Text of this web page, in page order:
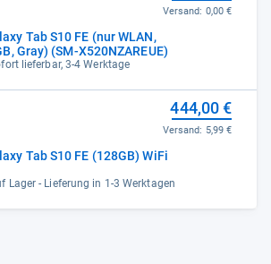
Tab S10 FE (nur WLAN,
Gray) (SM-X520NZAREUE)
lieferbar, 3-4 Werktage
Versand: 0,00 €
Tab S10 FE (128GB) WiFi
Lager - Lieferung in 1-3 Werktagen
444,00 €
Versand: 5,99 €